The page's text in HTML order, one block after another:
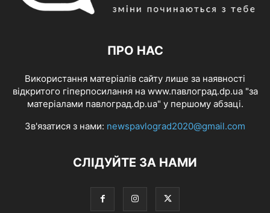
ПРО НАС
Використання матеріалів сайту лише за наявності
відкритого гіперпосилання на www.павлоград.dp.ua "за
матеріалами павлоград.dp.ua" у першому абзаці.
Зв'язатися з нами: newspavlograd2020@gmail.com
СЛІДУЙТЕ ЗА НАМИ